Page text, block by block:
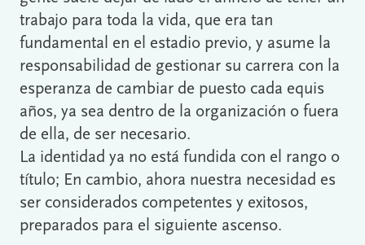
trabajo para toda la vida, que era tan
fundamental en el estadio previo, y asume la
responsabilidad de gestionar su carrera con la
esperanza de cambiar de puesto cada equis
años, ya sea dentro de la organización o fuera
de ella, de ser necesario.
La identidad ya no está fundida con el rango o
título; En cambio, ahora nuestra necesidad es
ser considerados competentes y exitosos,
preparados para el siguiente ascenso.